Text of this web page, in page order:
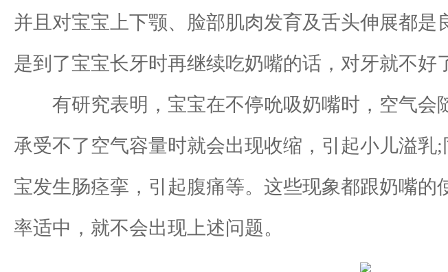
并且对宝宝上下颚、脸部肌肉发育及舌头伸展都
是到了宝宝长牙时再继续吃奶嘴的话，对牙就不好
有研究表明，宝宝在不停吮吸奶嘴时，空气会
承受不了空气容量时就会出现收缩，引起小儿溢
宝发生肠痉挛，引起腹痛等。这些现象都跟奶嘴
率适中，就不会出现上述问题。